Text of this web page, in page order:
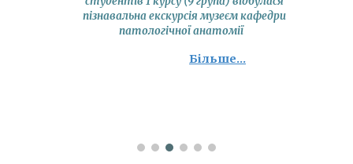
пізнавальна екскурсія музеєм кафедри
патологічної анатомії
Більше...